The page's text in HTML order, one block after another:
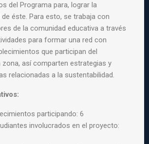
del Programa para, lograr la
éste. Para esto, se trabaja con
de la comunidad educativa a través
para formar una red con
que participan del
zona, así comparten estrategias y
relacionadas a la sustentabilidad.
participando: 6
involucrados en el proyecto: